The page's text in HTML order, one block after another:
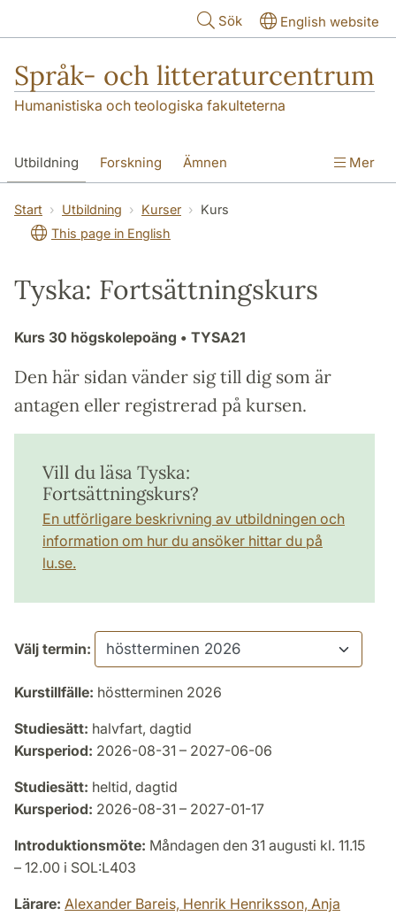
Sök English website
Språk- och litteraturcentrum
Humanistiska och teologiska fakulteterna
Utbildning Forskning Ämnen
SOL-husen Kontakt Institutionen
översättning till svenska
Mer
Start Utbildning Kurser
Kurs
This page in English
Tyska: Fortsättningskurs
Kurs 30 högskolepoäng • TYSA21
Den här sidan vänder sig till dig som är
antagen eller registrerad på kursen.
Vill du läsa Tyska:
Fortsättningskurs?
En utförligare beskrivning av utbildningen och
information om hur du ansöker hittar du på
lu.se.
Välj termin:
Kurstillfälle: höstterminen 2026
Studiesätt: halvfart, dagtid
Kursperiod: 2026-08-31 – 2027-06-06
Studiesätt: heltid, dagtid
Kursperiod: 2026-08-31 – 2027-01-17
Introduktionsmöte: Måndagen den 31 augusti kl. 11.15
– 12.00 i SOL:L403
Lärare: Alexander Bareis, Henrik Henriksson, Anja